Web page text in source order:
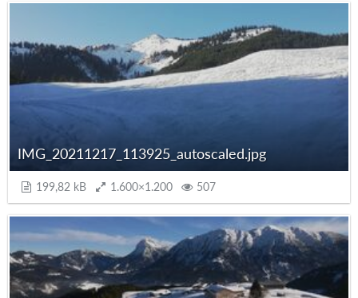
IMG_20211217_113925_autoscaled.jpg
199,82 kB 1.600×1.200 507